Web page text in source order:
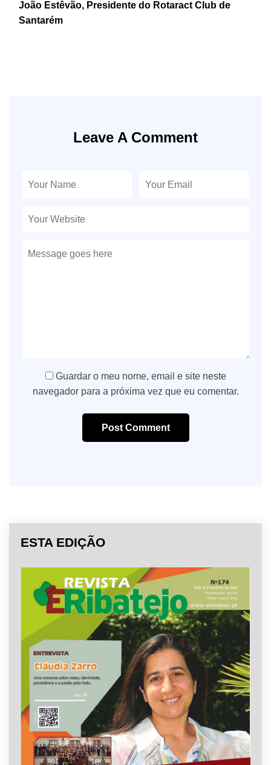
João Estêvão, Presidente do Rotaract Club de
Santarém
Leave A Comment
Guardar o meu nome, email e site neste
navegador para a próxima vez que eu comentar.
Post Comment
ESTA EDIÇÃO